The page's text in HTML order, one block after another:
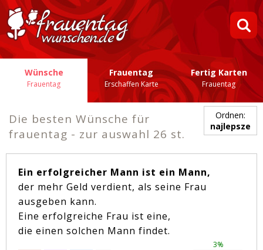
Wünsche
Frauentag
Frauentag
Erschaffen Karte
Fertig Karten
Frauentag
Ordnen:
najlepsze
Die besten Wünsche für
frauentag - zur auswahl 26 st.
Ein erfolgreicher Mann ist ein Mann,
der mehr Geld verdient, als seine Frau
ausgeben kann.
Eine erfolgreiche Frau ist eine,
die einen solchen Mann findet.
3%